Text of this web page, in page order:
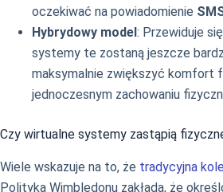
oczekiwać na powiadomienie
Hybrydowy model: Przewiduje
systemy te zostaną jeszcze
maksymalnie zwiększyć komfort
jednoczesnym zachowaniu
Czy wirtualne systemy zastąpią
Wiele wskazuje na to, że tradycyjna
Polityka Wimbledonu zakłada, że